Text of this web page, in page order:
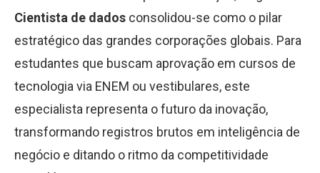
Cientista de dados consolidou-se como o pilar
estratégico das grandes corporações globais. Para
estudantes que buscam aprovação em cursos de
tecnologia via ENEM ou vestibulares, este
especialista representa o futuro da inovação,
transformando registros brutos em inteligência de
negócio e ditando o ritmo da competitividade